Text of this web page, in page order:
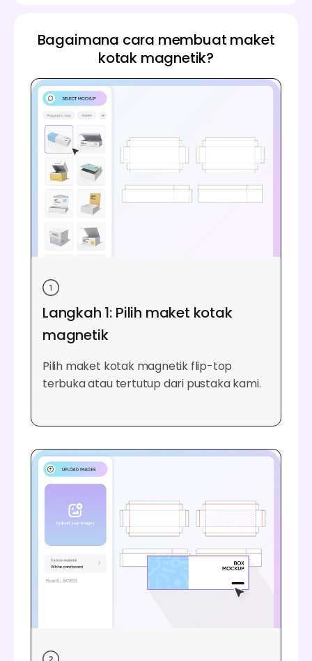
Bagaimana cara membuat maket
kotak magnetik?
Langkah 1: Pilih maket kotak
magnetik
Pilih maket kotak magnetik flip-top
terbuka atau tertutup dari pustaka kami.